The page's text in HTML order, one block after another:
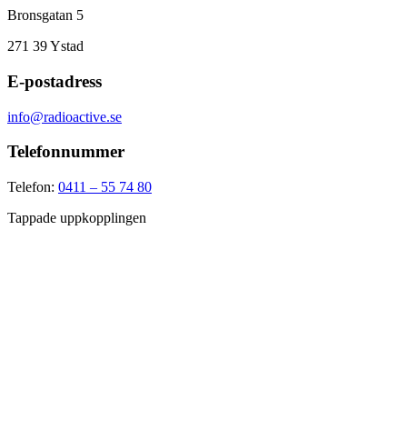
Bronsgatan 5
271 39Ystad
E-postadress
info@radioactive.se
Telefonnummer
Telefon: 0411 – 55 74 80
Tappade uppkopplingen